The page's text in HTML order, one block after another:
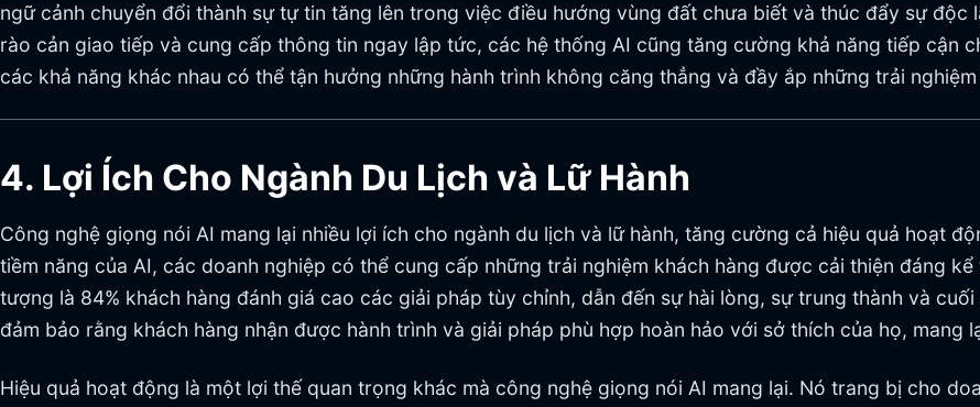
ngữ cảnh chuyển đổi thành sự tự tin tăng lên trong việc điều hướng vùng đất chưa biết và thúc đẩy sự
rào cản giao tiếp và cung cấp thông tin ngay lập tức, các hệ thống AI cũng tăng cường khả năng tiếp cận
các khả năng khác nhau có thể tận hưởng những hành trình không căng thẳng và đầy ắp những trải
4. Lợi Ích Cho Ngành Du Lịch và Lữ Hành
Công nghệ giọng nói AI mang lại nhiều lợi ích cho ngành du lịch và lữ hành, tăng cường cả hiệu quả hoạt
tiềm năng của AI, các doanh nghiệp có thể cung cấp những trải nghiệm khách hàng được cải thiện đáng
tượng là 84% khách hàng đánh giá cao các giải pháp tùy chỉnh, dẫn đến sự hài lòng, sự trung thành và
đảm bảo rằng khách hàng nhận được hành trình và giải pháp phù hợp hoàn hảo với sở thích của họ, mang
Hiệu quả hoạt động là một lợi thế quan trọng khác mà công nghệ giọng nói AI mang lại. Nó trang bị cho